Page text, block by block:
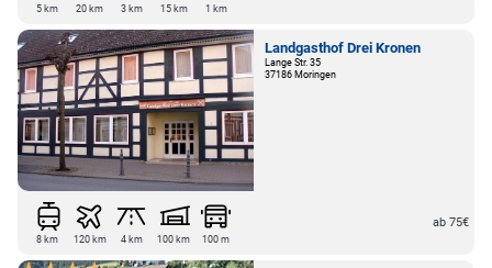
5 km 20 km 3 km 15 km 1 km
Landgasthof Drei Kronen
Lange Str. 35
37186 Moringen
8 km 120 km 4 km 100 km 100 m
ab 75€